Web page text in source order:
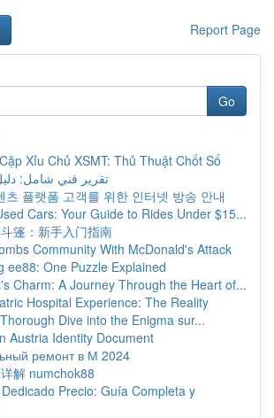
Report Page
Go
Xỉu Chủ XSMT: Thủ Thuật Chốt Số
تقرير فني شامل:
츠 플랫폼 고객를 위한 인터넷 방송 안내
Cars: Your Guide to Rides Under $15...
篷：新手入门指南
Community With McDonald's Attack
ee88: One Puzzle Explained
Charm: A Journey Through the Heart of...
Hospital Experience: The Reality
Dive into the Enigma sur...
Austria Identity Document
ремонт в М 2024
解 numchok88
Precio: Guía Completa y